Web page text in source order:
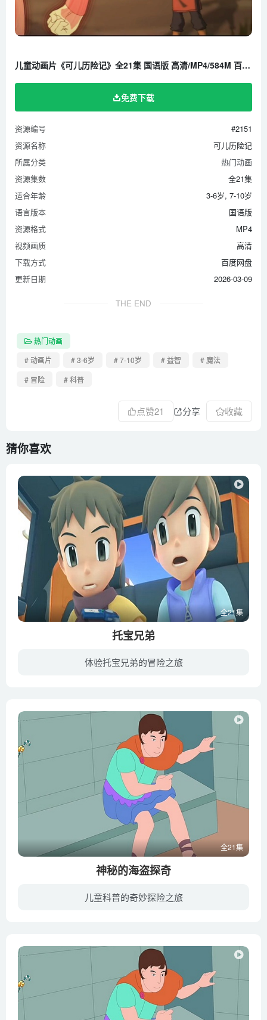
第17集 火烧狼奴兽
第18集 国师的宫殿
第20集 控制时间的力量
第21集 自古英雄出少年
儿童动画片《可儿历险记》全21集 国语版 高清/MP4/584M 百度云网盘下载
免费下载
资源编号
#2151
资源名称
可儿历险记
所属分类
热门动画
资源集数
全21集
适合年龄
3-6岁, 7-10岁
语言版本
国语版
资源格式
MP4
视频画质
高清
下载方式
百度网盘
更新日期
2026-03-09
THE END
热门动画
# 动画片
# 3-6岁 # 7-10岁 # 益智
# 魔法
# 冒险
# 科普
点赞21 分享 收藏
猜你喜欢
全21集
托宝兄弟
体验托宝兄弟的冒险之旅
全21集
神秘的海盗探奇
儿童科普的奇妙探险之旅